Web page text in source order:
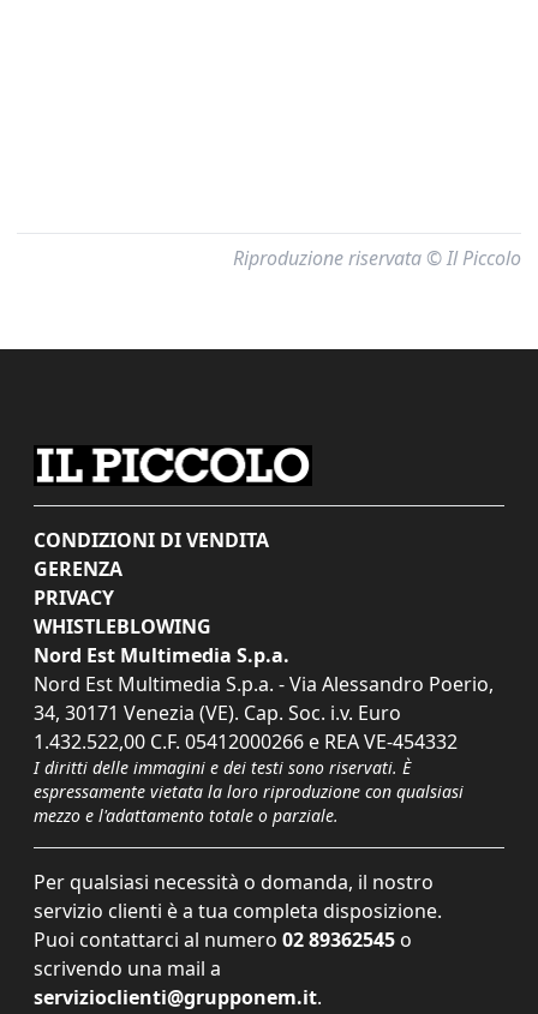
Riproduzione riservata © Il Piccolo
CONDIZIONI DI VENDITA
GERENZA
PRIVACY
WHISTLEBLOWING
Nord Est Multimedia S.p.a.
Nord Est Multimedia S.p.a. - Via Alessandro Poerio,
34, 30171 Venezia (VE). Cap. Soc. i.v. Euro
1.432.522,00 C.F. 05412000266 e REA VE-454332
I diritti delle immagini e dei testi sono riservati. È
espressamente vietata la loro riproduzione con qualsiasi
mezzo e l'adattamento totale o parziale.
Per qualsiasi necessità o domanda, il nostro
servizio clienti è a tua completa disposizione.
Puoi contattarci al numero 02 89362545 o
scrivendo una mail a
servizioclienti@grupponem.it.